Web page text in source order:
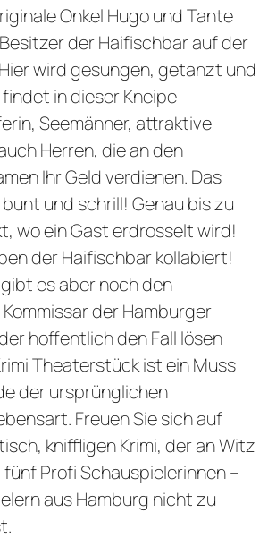
Onkel Hugo und Tante
der Haifischbar auf der
wird gesungen, getanzt und
in dieser Kneipe
Seemänner, attraktive
Herren, die an den
Ihr Geld verdienen. Das
und schrill! Genau bis zu
wo ein Gast erdrosselt wird!
der Haifischbar kollabiert!
es aber noch den
der Hamburger
hoffentlich den Fall lösen
Theaterstück ist ein Muss
der ursprünglichen
Freuen Sie sich auf
kniffligen Krimi, der an Witz
fünf Profi Schauspielerinnen –
aus Hamburg nicht zu